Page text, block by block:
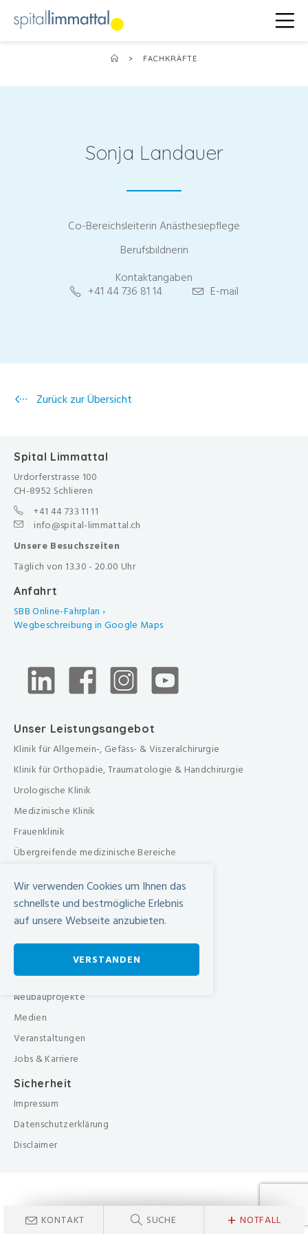
> FACHKRÄFTE
Sonja Landauer
Co-Bereichsleiterin Anästhesiepflege
Berufsbildnerin
Kontaktangaben
+41 44 736 81 14 E-mail
Zurück zur Übersicht
KONTAKT SUCHE + NOTFALL
Spital Limmattal
Urdorferstrasse 100
CH-8952 Schlieren
+41 44 733 11 11
info@spital-limmattal.ch
Unsere Besuchszeiten
Täglich von 13.30 - 20.00 Uhr
Anfahrt
SBB Online-Fahrplan ›
Wegbeschreibung in Google Maps
Unser Leistungsangebot
Klinik für Allgemein-, Gefäss- & Viszeralchirurgie
Klinik für Orthopädie, Traumatologie & Handchirurgie
Urologische Klinik
Medizinische Klinik
Frauenklinik
Übergreifende medizinische Bereiche
Beratungen & Dienste
Therapien
Organisation
Neubauprojekte
Medien
Veranstaltungen
Jobs & Karriere
Sicherheit
Impressum
Datenschutzerklärung
Disclaimer
Wir verwenden Cookies um Ihnen das
schnellste und bestmögliche Erlebnis
auf unsere Webseite anzubieten.
VERSTANDEN
-